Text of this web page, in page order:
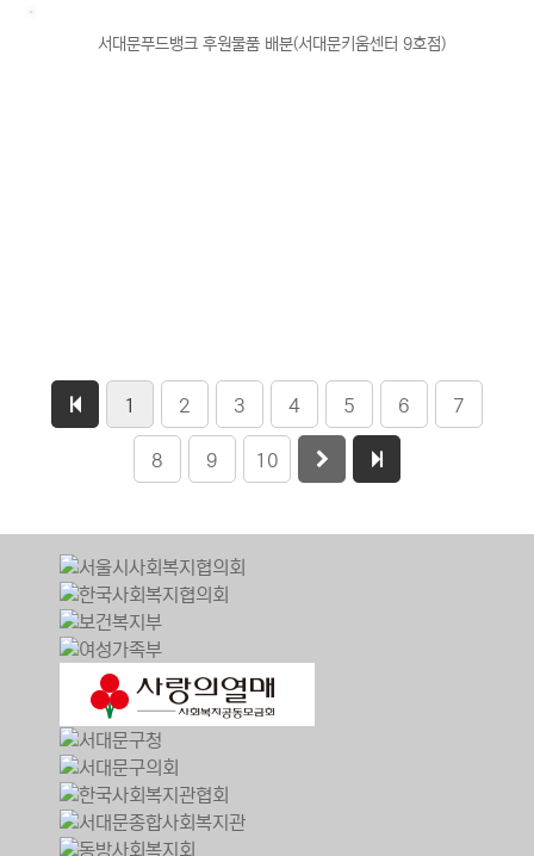
서대문푸드뱅크 후원물품 배분(서대문키움센터 9호점)
1 2 3 4 5 6 7
8 9 10